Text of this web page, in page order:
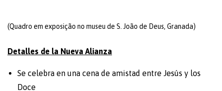
(Quadro em exposição no museu de S. João de Deus, Granada)
Detalles de la Nueva Alianza
Se celebra en una cena de amistad entre Jesús y los
Doce